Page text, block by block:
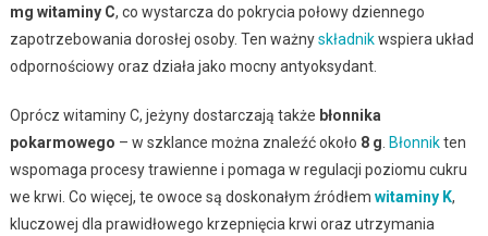
mg witaminy C, co wystarcza do pokrycia połowy dziennego
zapotrzebowania dorosłej osoby. Ten ważnyskładnikwspiera układ
odpornościowy oraz działa jako mocny antyoksydant.
Oprócz witaminy C, jeżyny dostarczają także błonnika
pokarmowego – w szklance można znaleźć około 8 g Błonnikten
wspomaga procesy trawienne i pomaga w regulacji poziomu cukru
we krwi. Co więcej, te owoce są doskonałym źródłem witaminy K,
kluczowej dla prawidłowego krzepnięcia krwi oraz utrzymania